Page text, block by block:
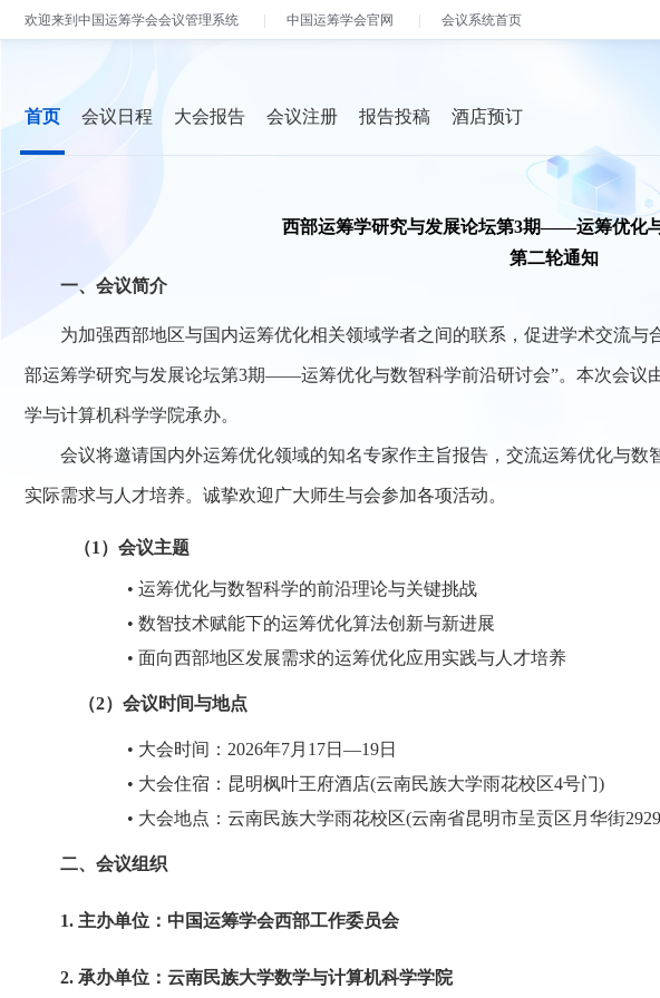
欢迎来到中国运筹学会会议管理系统 中国运筹学会官网 会议系统首页
首页 会议日程 大会报告 会议注册 报告投稿 酒店预订
西部运筹学研究与发展论坛第3期——运筹优化
第二轮通知
一、会议简介
为加强西部地区与国内运筹优化相关领域学者之间的联系，促进学术交流与
部运筹学研究与发展论坛第3期——运筹优化与数智科学前沿研讨会”。本次会议
学与计算机科学学院承办。
会议将邀请国内外运筹优化领域的知名专家作主旨报告，交流运筹优化与数
实际需求与人才培养。诚挚欢迎广大师生与会参加各项活动。
（1 ）会议主题
• 运筹优化与数智科学的前沿理论与关键挑战
• 数智技术赋能下的运筹优化算法创新与新进展
• 面向西部地区发展需求的运筹优化应用实践与人才培养
（2）会议时间与地点
• 大会时间：2026年7月17日—19日
• 大会住宿：昆明枫叶王府酒店(云南民族大学雨花校区4号门)
• 大会地点：云南民族大学雨花校区(云南省昆明市呈贡区月华街
二、会议组织
1. 主办单位：中国运筹学会西部工作委员会
2. 承办单位：云南民族大学数学与计算机科学学院